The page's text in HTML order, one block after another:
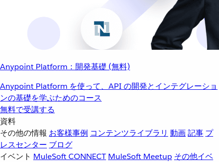
Anypoint Platform：開発基礎 (無料)
Anypoint Platform を使って、API の開発とインテグレーショ
ンの基礎を学ぶためのコース
無料で受講する
資料
その他の情報 お客様事例 コンテンツライブラリ 動画記事 プ
レスセンター ブログ
イベント MuleSoft CONNECT MuleSoft Meetup その他イベ